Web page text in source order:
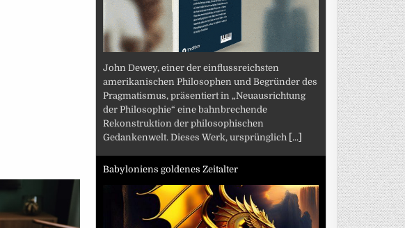
John Dewey, einer der einflussreichsten
amerikanischen Philosophen und Begründer des
Pragmatismus, präsentiert in „Neuausrichtung
der Philosophie“ eine bahnbrechende
Rekonstruktion der philosophischen
Gedankenwelt. Dieses Werk, ursprünglich [...]
Babyloniens goldenes Zeitalter